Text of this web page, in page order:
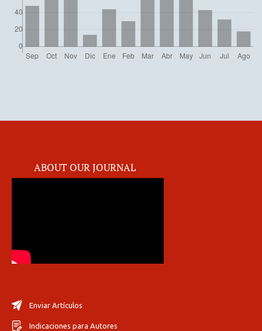
ABOUT OUR JOURNAL
Enviar Artículos
Indicaciones para Autores